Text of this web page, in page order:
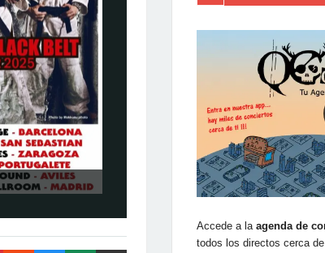
Accede a la agenda de
todos los directos cerca